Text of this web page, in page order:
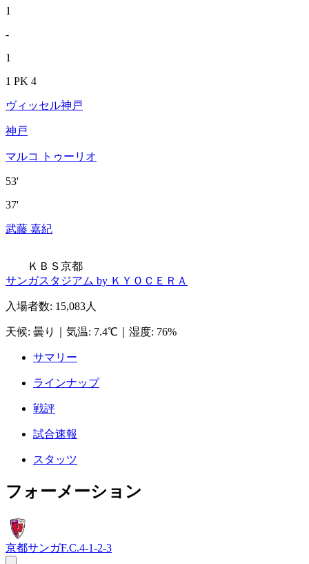
1
-
1
1 PK 4
ヴィッセル神戸
神戸
マルコ トゥーリオ
53'
37'
武藤 嘉紀
ＫＢＳ京都
サンガスタジアム by ＫＹＯＣＥＲＡ
入場者数: 15,083人
天候: 曇り 気温: 7.4℃ 湿度: 76%
サマリー
ラインナップ
戦評
試合速報
スタッツ
フォーメーション
京都サンガF.C.4-1-2-3